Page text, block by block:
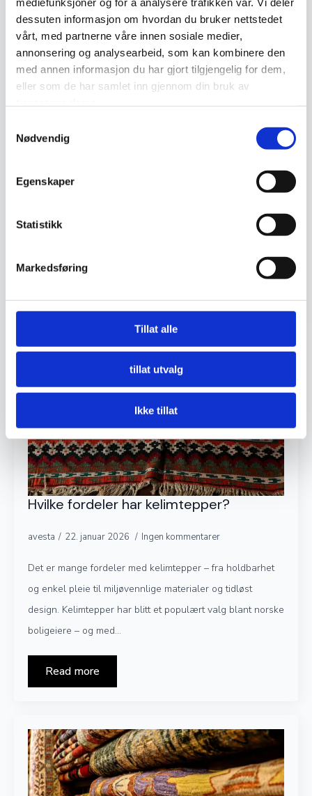
dessuten informasjon om hvordan du bruker nettstedet
vårt, med partnerne våre innen sosiale medier,
annonsering og analysearbeid, som kan kombinere den
med annen informasjon du har gjort tilgjengelig for dem,
eller som de har samlet inn gjennom din bruk av
Nødvendig
Egenskaper
Statistikk
Markedsføring
Tillat alle
tillat utvalg
Ikke tillat
Teppeflis – fleksibel, slitesterk og
moderne gulvløsning fra Avesta Tepper
Kvalitetsleverandører av teppeflis med erfaring Vi har
valgt å samarbeide med to av Europas mest anerkjente
teppeflis-produsenter: Sammen tilbyr disse leverandørene
Hvilke fordeler har kelimtepper?
avesta 22. januar 2026 Ingen kommentarer
Det er mange fordeler med kelimtepper – fra holdbarhet
og enkel pleie til miljøvennlige materialer og tidløst
design. Kelimtepper har blitt et populært valg blant norske
boligeiere – og med…
Read more